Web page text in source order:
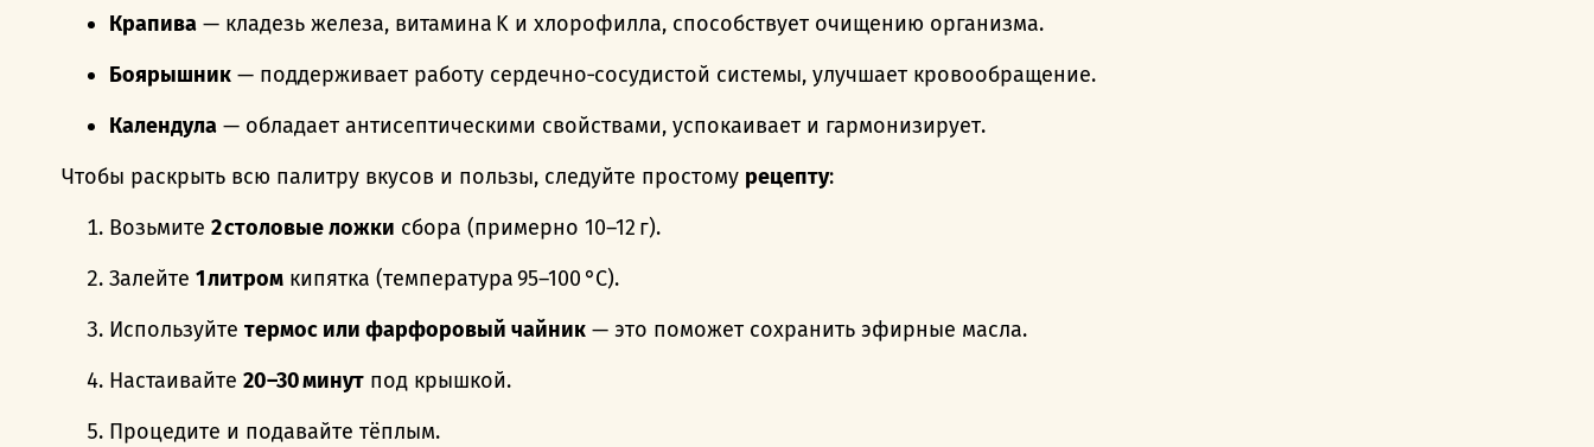
Крапива — кладезь железа, витамина K и хлорофилла, способствует очищению организма.
Боярышник — поддерживает работу сердечно‑сосудистой системы, улучшает кровообращение.
Календула — обладает антисептическими свойствами, успокаивает и гармонизирует.
Чтобы раскрыть всю палитру вкусов и пользы, следуйте простому рецепту:
Возьмите 2 столовые ложки сбора (примерно 10–12 г).
Залейте 1 литром кипятка (температура 95–100 °C).
Используйте термос или фарфоровый чайник — это поможет сохранить эфирные масла.
Настаивайте 20–30 минут под крышкой.
Процедите и подавайте тёплым.